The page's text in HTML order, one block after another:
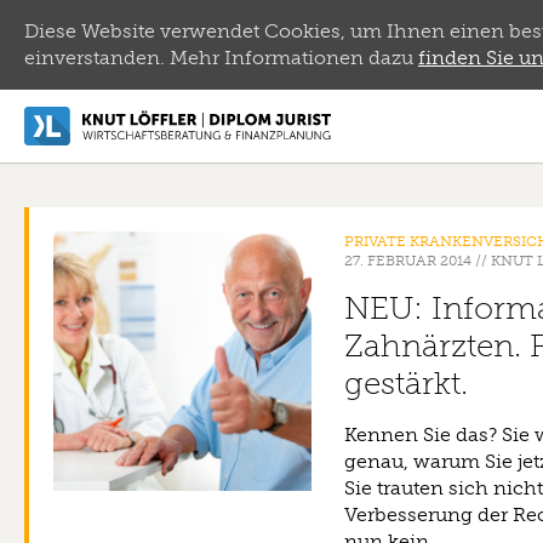
PRIVATE
27. FEBRUAR 2014 //KNUT
NEU:
Zahnärzten.
gestärkt.
Kennen Sie das?
genau, warum Sie
Sie trauten sich
Verbesserung der
Diese Website verwendet Cookies, um Ihnen einen
einverstanden. Mehr Informationen dazu finden Sie